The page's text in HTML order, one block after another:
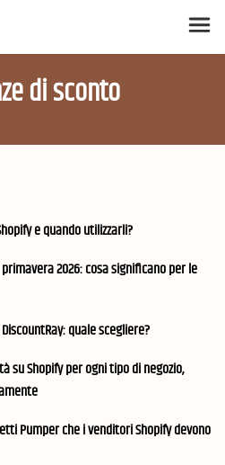
di sconto
e quando utilizzarli?
2026: cosa significano per le
quale scegliere?
su Shopify per ogni tipo di negozio,
Pumper che i venditori Shopify devono